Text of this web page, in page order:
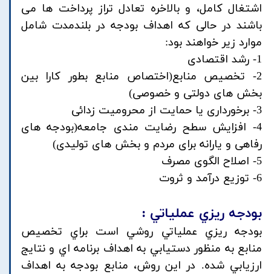
اشتغال کامل، و بالاخره تعادل تراز پرداخت ها می
باشند در حالی که اهداف بودجه در بلندمدت شامل
موارد زیر خواهند بود:
1- رشد اقتصادی
2- تخصیص منابع(اختصاص منابع بطور کارا بین
بخش های دولتی و خصوصی)
3- برخورداری یا حمایت از محرومیت زدائی
4- افزایش سطح رضایت مندی جامعه(بودجه های
رفاهی و یارانه برای مردم و بخش های تولیدی)
5- اصلاح الگوی مصرف
6- توزیع درآمد و ثروت
بودجه ريزي عملياتي :
بودجه ريزي عملياتي روشي است براي تخصيص
منابع به منظور دستيابي به اهداف برنامه اي و نتايج
ارزيابي شده. در اين روش، منابع بودجه به اهداف